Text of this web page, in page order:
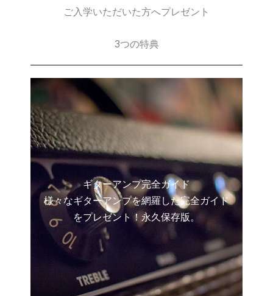
ご入学いただいた方へプレゼント
3つの特典
ギターアンプ完全ガイド
様々なギターアンプを網羅した完全ガイド
をプレゼント！永久保存版。